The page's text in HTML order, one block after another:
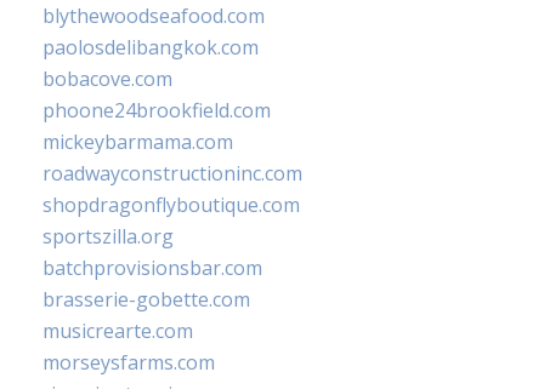
blythewoodseafood.com
paolosdelibangkok.com
bobacove.com
phoone24brookfield.com
mickeybarmama.com
roadwayconstructioninc.com
shopdragonflyboutique.com
sportszilla.org
batchprovisionsbar.com
brasserie-gobette.com
musicrearte.com
morseysfarms.com